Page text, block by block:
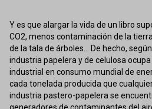
Y es que alargar la vida de un libro
CO2, menos contaminación de la
de la tala de árboles... De hecho,
industria papelera y de celulosa
industrial en consumo mundial de
cada tonelada producida que
industria pastero-papelera se